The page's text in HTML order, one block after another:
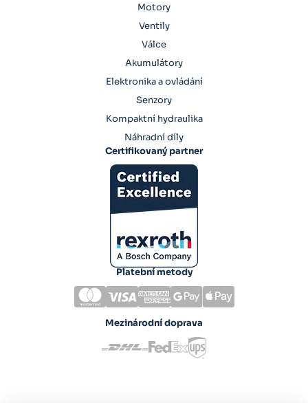
Motory
Ventily
Válce
Akumulátory
Elektronika a ovládání
Senzory
Kompaktní hydraulika
Náhradní díly
Certifikovaný partner
Platební metody
Mezinárodní doprava